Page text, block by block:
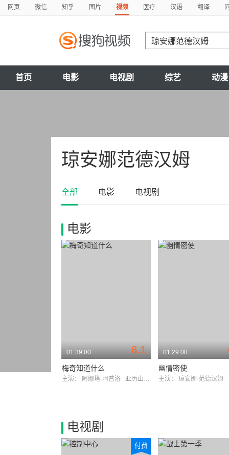
网页 微信 知乎 图片 视频 医疗 汉语 翻译
首页 电影 电视剧 综艺 动漫
琼安娜范德汉姆
全部 电影 电视剧
电影
8.1
01:39:00
梅奇知道什么
主演： 阿娜塔·阿普洛 亚历山大·斯卡斯加德
01:29:00
幽情密使
主演： 琼安娜·范德汉姆
电视剧
付费